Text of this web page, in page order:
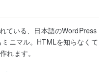
ている、日本語のWordPress
ニマル。HTMLを知らなくて
れます。